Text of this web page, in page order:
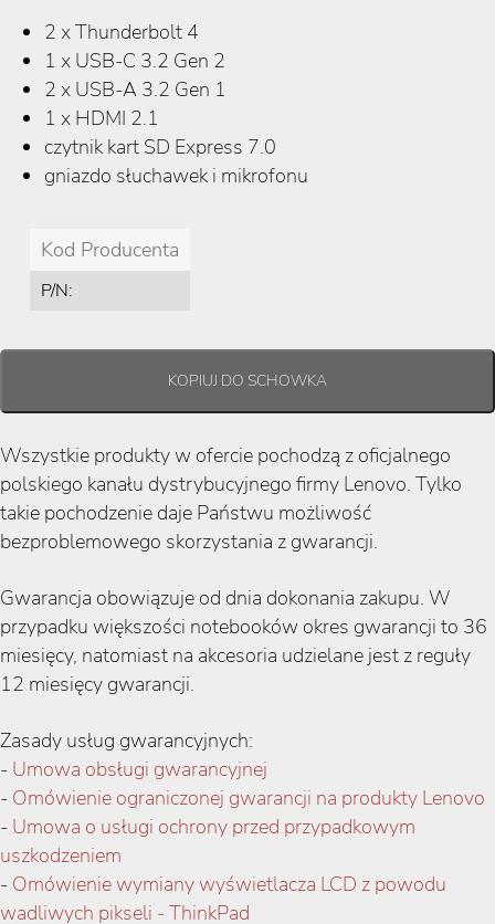
2 x Thunderbolt 4
1 x USB-C 3.2 Gen 2
2 x USB-A 3.2 Gen 1
1 x HDMI 2.1
czytnik kart SD Express 7.0
gniazdo słuchawek i mikrofonu
Kod Producenta
P/N:
Wszystkie produkty w ofercie pochodzą z oficjalnego
polskiego kanału dystrybucyjnego firmy Lenovo. Tylko
takie pochodzenie daje Państwu możliwość
bezproblemowego skorzystania z gwarancji.
Gwarancja obowiązuje od dnia dokonania zakupu. W
przypadku większości notebooków okres gwarancji to 36
miesięcy, natomiast na akcesoria udzielane jest z reguły
12 miesięcy gwarancji.
Zasady usług gwarancyjnych:
- Umowa obsługi gwarancyjnej
- Omówienie ograniczonej gwarancji na produkty Lenovo
- Umowa o usługi ochrony przed przypadkowym
uszkodzeniem
- Omówienie wymiany wyświetlacza LCD z powodu
wadliwych pikseli - ThinkPad